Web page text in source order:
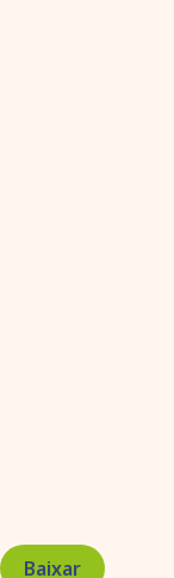
Baixar